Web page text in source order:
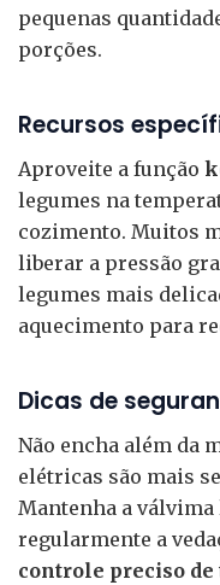
pequenas
porções.
Recursos
Aproveite a função
legumes na
cozimento. Muitos
liberar a pressão
legumes mais
aquecimento para
Dicas de
Não encha além da
elétricas são mais
Mantenha a
regularmente a
controle preciso de